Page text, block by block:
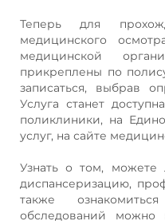
Теперь для
медицинского
медицинской
прикреплены по
записаться, выбрав
Услуга станет
поликлиники, на
услуг, на сайте
Узнать о том,
диспансеризацию,
также
обследований можно